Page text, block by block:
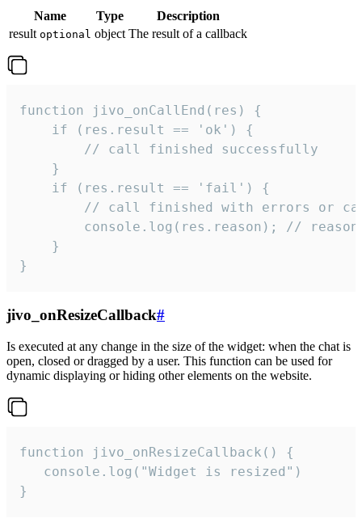
Name Type
Description
result optional object The result of a callback
function jivo_onCallEnd(res) {
    if (res.result == 'ok') {
        // call finished successfully
    }
    if (res.result == 'fail') {
// call finished with errors or
console.log(res.reason); //
    }
}
jivo_onResizeCallback#
Is executed at any change in the size of the widget: when the chat is
open, closed or dragged by a user. This function can be used for
dynamic displaying or hiding other elements on the website.
function jivo_onResizeCallback() {
   console.log("Widget is resized")
}